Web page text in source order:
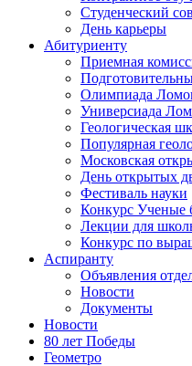
Студенческий
День карьеры
Абитуриенту
Приемная
Олимпиада
Универсиада
Геологическая
Популярная
Московская
День открытых
Фестиваль науки
Конкурс Ученые
Лекции для
Конкурс по
Аспиранту
Объявления
Новости
Документы
Новости
80 лет Победы
Геометро